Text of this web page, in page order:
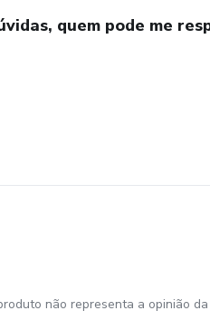
quem pode me
não representa a opinião